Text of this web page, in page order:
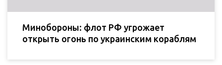
Минобороны: флот РФ угрожает
открыть огонь по украинским кораблям